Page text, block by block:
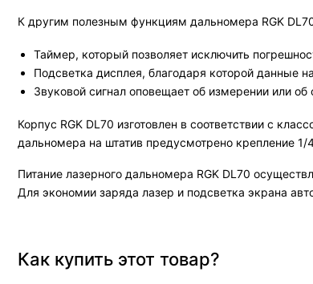
К другим полезным функциям дальномера RGK
Таймер, который позволяет исключить
Подсветка дисплея, благодаря которой данные
Звуковой сигнал оповещает об измерении или
Корпус RGK DL70 изготовлен в соответствии с
дальномера на штатив предусмотрено крепление 1/
Питание лазерного дальномера RGK DL70
Для экономии заряда лазер и подсветка экрана
Как купить этот товар?